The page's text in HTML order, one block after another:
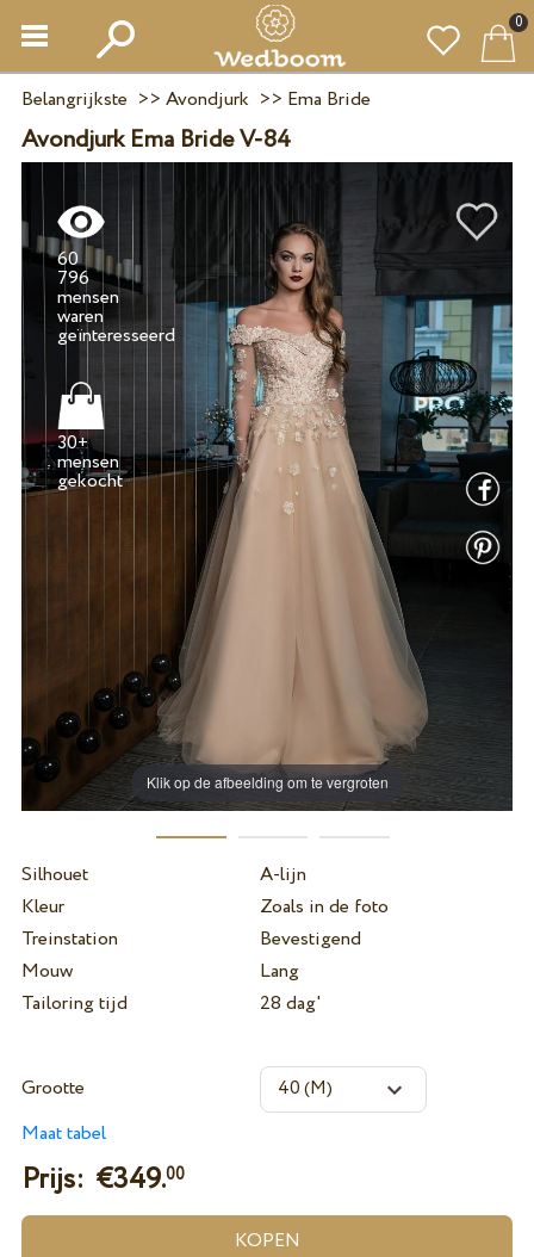
0
Belangrijkste >> Avondjurk >> Ema Bride
Avondjurk Ema Bride V-84
Klik op de afbeelding om te vergroten
60
796
mensen
waren
30+
mensen
gekocht
Silhouet
A-lijn
Kleur
Zoals in de foto
Treinstation
Bevestigend
Mouw
Lang
Tailoring tijd
28 dag'
Grootte
Maat tabel
Prijs: €349.00